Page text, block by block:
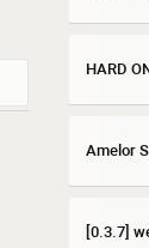
HARD
Amelor
[0.3.7]